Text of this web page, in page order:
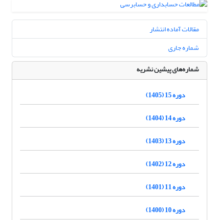
مقالات آماده انتشار
شماره جاری
شماره‌های پیشین نشریه
دوره 15 (1405)
دوره 14 (1404)
دوره 13 (1403)
دوره 12 (1402)
دوره 11 (1401)
دوره 10 (1400)